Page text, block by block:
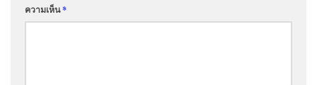
ความเห็น*